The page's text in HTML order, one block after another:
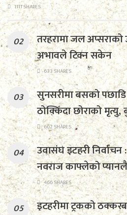
1111 SHARES
तरहरामा जल अप्सराको
अभावले टिक्न सकेन
633 SHARES
सुनसरीमा बसको
ठोक्किँदा छोराको मृत्यु,
602 SHARES
उवासंघ इटहरी
नवराज काफ्लेको प्यानलै
466 SHARES
इटहरीमा ट्रकको